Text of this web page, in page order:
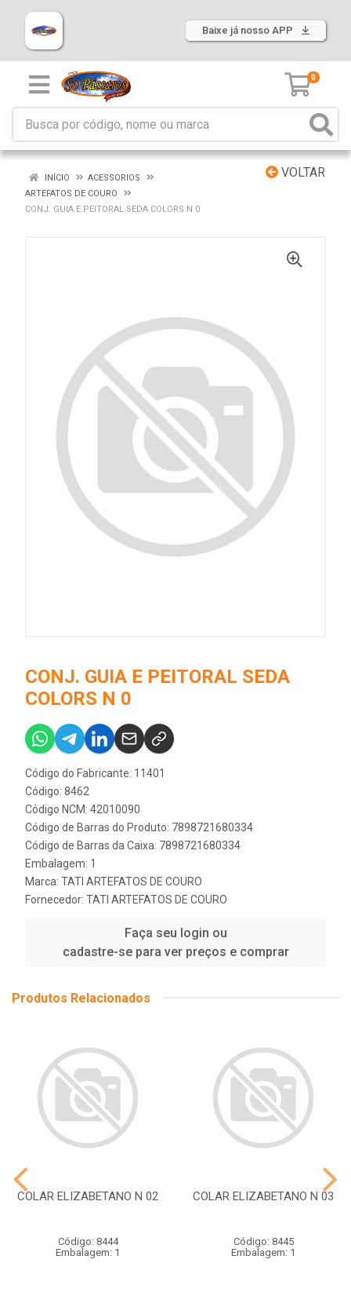
Baixe já nosso APP
0
VOLTAR
INÍCIO
ACESSORIOS
ARTEFATOS DE COURO
CONJ. GUIA E PEITORAL SEDA COLORS N 0
CONJ. GUIA E PEITORAL SEDA
COLORS N 0
Código do Fabricante: 11401
Código: 8462
Código NCM: 42010090
Código de Barras do Produto: 7898721680334
Código de Barras da Caixa: 7898721680334
Embalagem: 1
Marca: TATI ARTEFATOS DE COURO
Fornecedor: TATI ARTEFATOS DE COURO
Faça seu login ou
cadastre-se para ver preços e comprar
Produtos Relacionados
COLAR ELIZABETANO N 02
Código: 8444
Embalagem: 1
COLAR ELIZABETANO N 03
Código: 8445
Embalagem: 1